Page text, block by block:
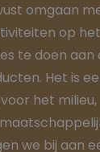
omgaan
op het
te doen aan
Het is
het milieu,
we bij aan